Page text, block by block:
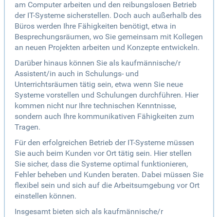
am Computer arbeiten und den reibungslosen Betrieb
der IT-Systeme sicherstellen. Doch auch außerhalb des
Büros werden Ihre Fähigkeiten benötigt, etwa in
Besprechungsräumen, wo Sie gemeinsam mit Kollegen
an neuen Projekten arbeiten und Konzepte entwickeln.
Darüber hinaus können Sie als kaufmännische/r
Assistent/in auch in Schulungs- und
Unterrichtsräumen tätig sein, etwa wenn Sie neue
Systeme vorstellen und Schulungen durchführen. Hier
kommen nicht nur Ihre technischen Kenntnisse,
sondern auch Ihre kommunikativen Fähigkeiten zum
Tragen.
Für den erfolgreichen Betrieb der IT-Systeme müssen
Sie auch beim Kunden vor Ort tätig sein. Hier stellen
Sie sicher, dass die Systeme optimal funktionieren,
Fehler beheben und Kunden beraten. Dabei müssen Sie
flexibel sein und sich auf die Arbeitsumgebung vor Ort
einstellen können.
Insgesamt bieten sich als kaufmännische/r